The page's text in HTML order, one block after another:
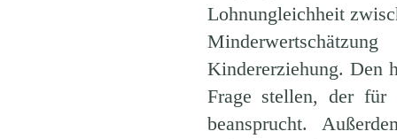
Lohnungleichheit
Kindererziehung. Den
Frage stellen, der für
beansprucht.